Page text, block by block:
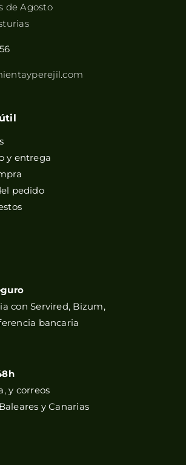
de Agosto
y entrega
pedido
con Servired, Bizum,
bancaria
y correos
y Canarias